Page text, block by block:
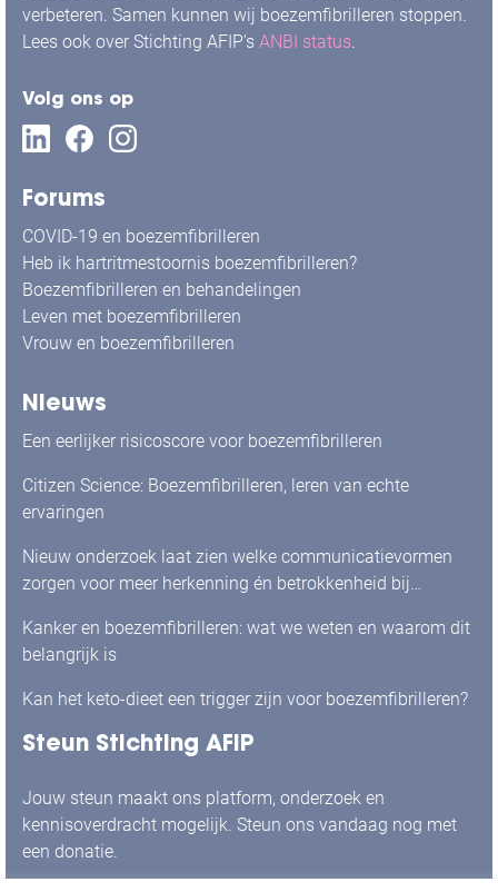
verbeteren. Samen kunnen wij boezemfibrilleren stoppen.
Lees ook over Stichting AFIP's ANBI status.
Volg ons op
Forums
COVID-19 en boezemfibrilleren
Heb ik hartritmestoornis boezemfibrilleren?
Boezemfibrilleren en behandelingen
Leven met boezemfibrilleren
Vrouw en boezemfibrilleren
Nieuws
Een eerlijker risicoscore voor boezemfibrilleren
Citizen Science: Boezemfibrilleren, leren van echte
ervaringen
Nieuw onderzoek laat zien welke communicatievormen
zorgen voor meer herkenning én betrokkenheid bij
Kanker en boezemfibrilleren: wat we weten en waarom dit
belangrijk is
Kan het keto-dieet een trigger zijn voor boezemfibrilleren?
Steun Stichting AFIP
Jouw steun maakt ons platform, onderzoek en
kennisoverdracht mogelijk. Steun ons vandaag nog met
een donatie.